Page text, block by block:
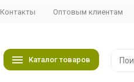
Контакты Оптовым клиентам
Каталог товаров